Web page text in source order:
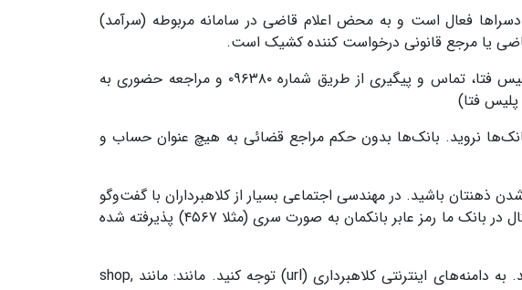
شعب کشیک دادسراها فعال است و به محض اعلام قاضی در سامانه مربوطه (سرآمد)
یا مرجع قانونی درخواست کننده کشیک است.
جهت پیگیری راه‌هایی از جمله تماس و پیگیری از طریق پلیس فتا، تماس و پیگیری از طریق شماره ۰۹۶۳۸۰ و مراجعه حضوری به
نروید. بانک‌ها بدون حکم مراجع قضائی به هیچ عنوان حساب و
ذهنتان باشید. در مهندسی اجتماعی بسیار از کلاهبرداران با گفت‌وگو
از موارد بانکی شخصی مهم شما مطلع می‌شوند. به عنوان مثال در بانک ما رمز عابر بانکمان به صورت سری (مثلا ۴۵۶۷) پذیرفته شده
به غلط‌های املایی در لینک یا محتواهای پیامکی دقت کنید. به دامنه‌های اینترنتی کلاهبرداری (url) توجه کنید. مانند: مانند shop,